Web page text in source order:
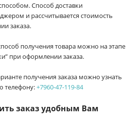
Способ доставки
и рассчитывается стоимость
заказа.
получения товара можно на этапе
при оформлении заказа.
получения заказа можно узнать
телефону:+7960-47-119-84
заказ удобным Вам